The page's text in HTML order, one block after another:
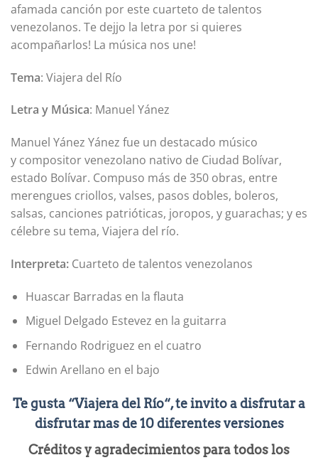
afamada canción por este cuarteto de talentos
venezolanos. Te dejjo la letra por si quieres
acompañarlos! La música nos une!
Tema: Viajera del Río
Letra y Música: Manuel Yánez
Manuel Yánez Yánez fue un destacado músico
y compositor venezolano nativo de Ciudad Bolívar,
estado Bolívar. Compuso más de 350 obras, entre
merengues criollos, valses, pasos dobles, boleros,
salsas, canciones patrióticas, joropos, y guarachas; y es
célebre su tema, Viajera del río.
Interpreta: Cuarteto de talentos venezolanos
Huascar Barradas en la flauta
Miguel Delgado Estevez en la guitarra
Fernando Rodriguez en el cuatro
Edwin Arellano en el bajo
Te gusta “Viajera del Río“, te invito a disfrutar a
disfrutar mas de 10 diferentes versiones
Créditos y agradecimientos para todos los